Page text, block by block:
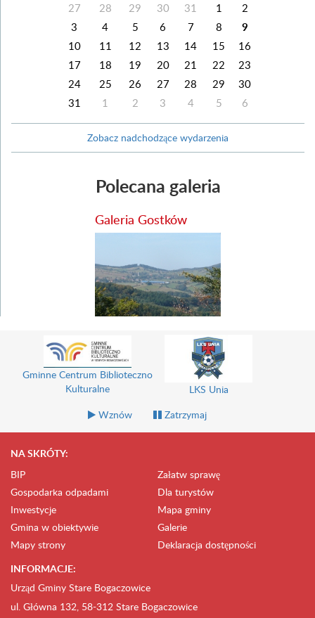
27 28 29 30 31 1
2
3
4 5 6 7 8 9
10 11 12 13 14 15
16
17
18 19 20 21 22
23
24
25 26 27 28 29
30
31
1 2 3 4 5 6
Zobacz nadchodzące wydarzenia
Polecana galeria
Galeria Gostków
Gminne Centrum Biblioteczno
Kulturalne
LKS Unia
Wznów
Zatrzymaj
NA SKRÓTY:
BIP
Załatw sprawę
Gospodarka odpadami
Dla turystów
Inwestycje
Mapa gminy
Gmina w obiektywie
Galerie
Mapy strony
Deklaracja dostępności
INFORMACJE:
Urząd Gminy Stare Bogaczowice
ul. Główna 132, 58-312 Stare Bogaczowice